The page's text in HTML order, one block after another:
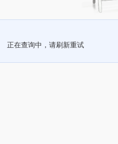
正在查询中，请刷新重试